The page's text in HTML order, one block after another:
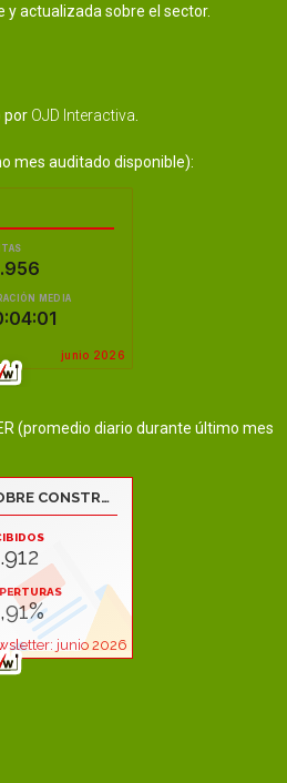
actualizada sobre el sector.
por OJD Interactiva
mes auditado disponible):
(promedio diario durante último mes